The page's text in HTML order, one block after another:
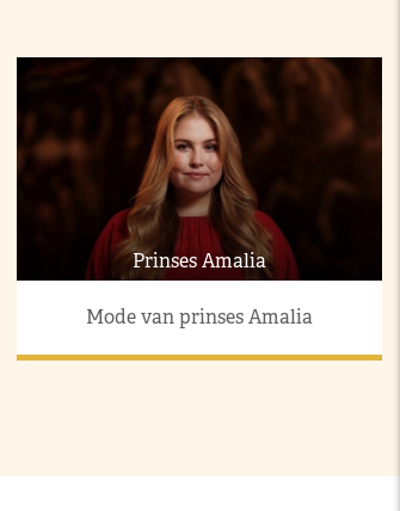
Prinses Amalia
Mode van prinses Amalia